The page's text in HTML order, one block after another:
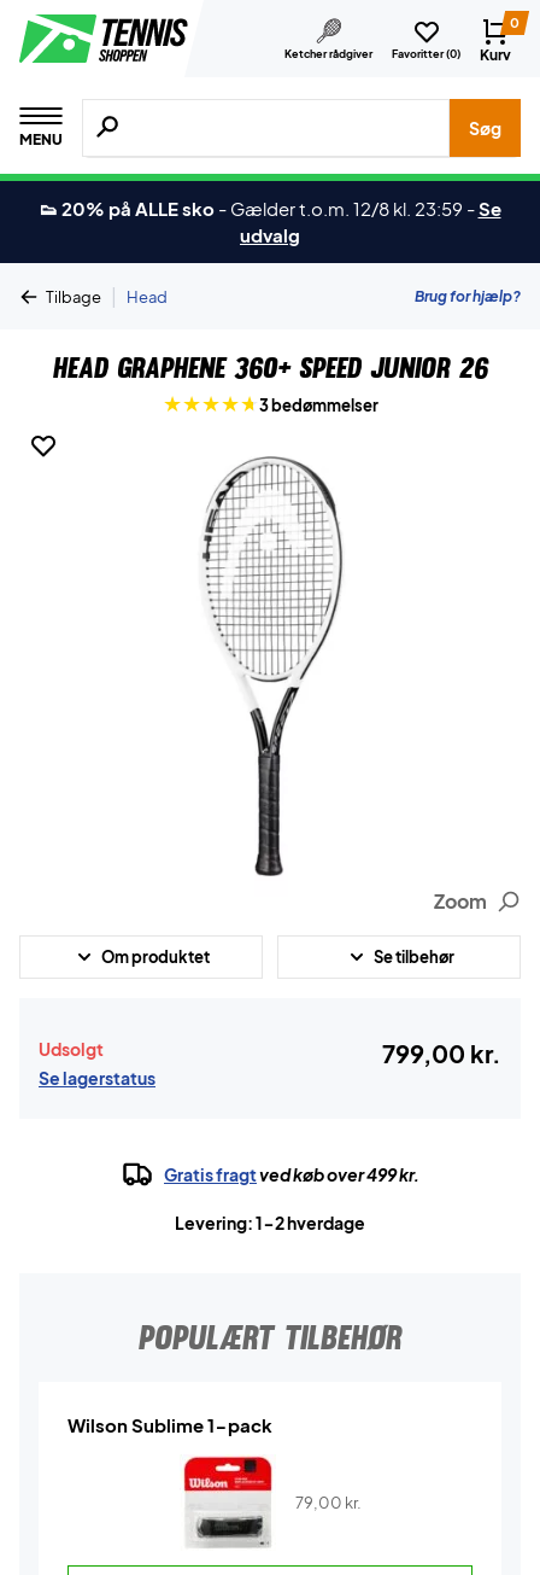
Ketcher rådgiver Favoritter (0)
0
Kurv
MENU
Søg efter produkter, mærker etc.
Søg
👟 20% på ALLE sko - Gælder t.o.m. 12/8 kl. 23:59 -Se
udvalg
Tilbage | Head Brug for hjælp?
Head Graphene 360+ Speed Junior 26
3 bedømmelser
Zoom
Om produktet Se tilbehør
Udsolgt
Se lagerstatus
799,00 kr.
Gratis fragtved køb over 499 kr.
Levering: 1-2 hverdage
POPULÆRT TILBEHØR
Wilson Sublime 1-pack
79,00 kr.